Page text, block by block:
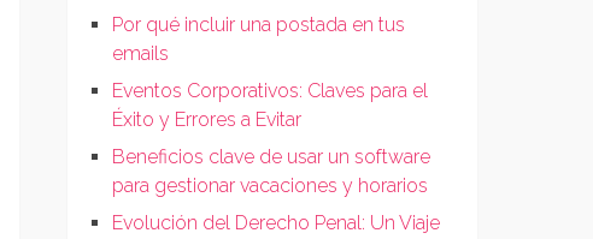
Por qué incluir una postada en tus
emails
Eventos Corporativos: Claves para el
Éxito y Errores a Evitar
Beneficios clave de usar un software
para gestionar vacaciones y horarios
Evolución del Derecho Penal: Un Viaje